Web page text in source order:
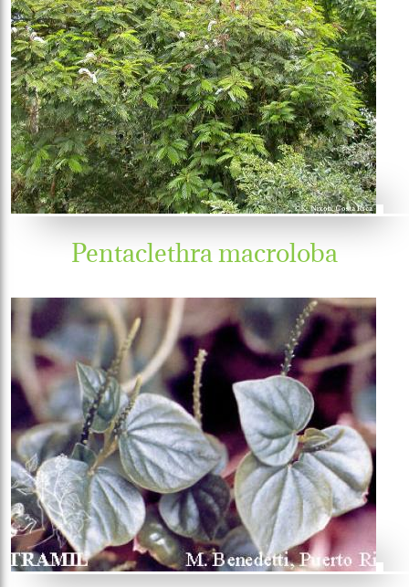
Pentaclethra macroloba